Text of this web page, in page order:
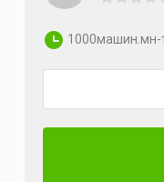
1000машин.мн-